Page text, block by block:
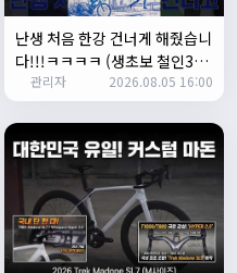
로 이동할때 왼쪽으로 가서
있거나 빈공간을 눌러도
요>?
난생 처음 한강 건너게 해줬습니
다!!!ㅋㅋㅋㅋ (생초보 철인3종
입문시키기)
관리자 2026.08.05 16:00